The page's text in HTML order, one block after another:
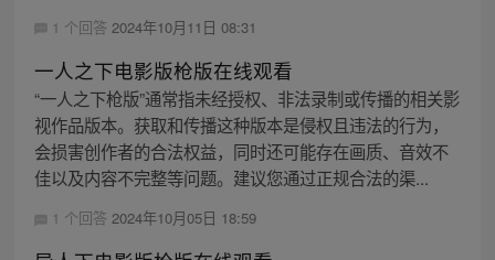
1 个回答 2024年10月11日 08:31
一人之下电影版枪版在线观看
“一人之下枪版”通常指未经授权、非法录制或传播的相关影
视作品版本。获取和传播这种版本是侵权且违法的行为，
会损害创作者的合法权益，同时还可能存在画质、音效不
佳以及内容不完整等问题。建议您通过正规合法的渠...
1 个回答 2024年10月05日 18:59